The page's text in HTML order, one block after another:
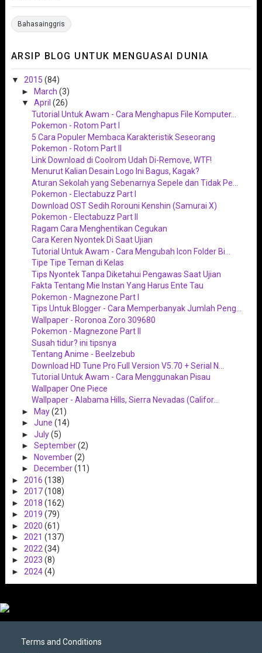
Bahasainggris
ARSIP BLOG UNTUK MENGUASAI DUNIA
▼ 2015 (84)
►
March (3)
▼ April (26)
Tutorial Untuk Awam - Cara Menghapus File Komputer...
Pokemon - Rotom Part I
5 Cara Populer Membaca Karakteristik Seseorang
Pokemon - Rotom Part II
Link Download di Coolrom Udah Di-Remove, WTF!
Menurut Kalian Desain Logo Ini Bagus, Kagak?
Aturan Sekolah yang Sebenarnya Sepele dan Tidak Pe...
Pokemon - Electabuzz Part I
Download OST Sedih Rorouni Kenshin (Samurai X)
Pokemon - Electabuzz Part II
Ragam Cara Menghentikan Cegukan
Cara Keren Nyontek Di Saat Ujian
Tutorial Untuk Awam - Cara Mengubah Icon Folder Bi...
Tipe Tipe Teman di Kelas
Tips Nyontek Tanpa Diketahui Pengawas Saat Ujian
Fakta Tentang Mie Instan Yang Harus Ente Tau
Pokemon - Magnezone Part I
Tips Untuk Blogger - Cara Memperbanyak Jumlah Peng...
Wallpaper - Roronoa Zoro 309680
Pokemon - Magnezone Part II
Susah tidur? ini tipsnya
Tentang Anime - Beelzebub
Download HD Tune Pro Full Version V5.70 + Serial N...
Tutorial Untuk Awam - Cara Menggunakan Pisau
Wallpaper One Piece
Wallpaper - Alabama Hills, Sierra Nevadas (Califor...
►
May(21)
► June (14)
► July(5)
► September(2)
►
November(2)
►
December(11)
► 2016 (138)
► 2017(108)
► 2018 (162)
► 2019 (79)
► 2020 (61)
► 2021 (137)
► 2022 (34)
► 2023 (8)
► 2024(4)
Terms and Conditions